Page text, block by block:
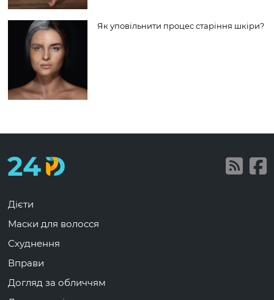
Як уповільнити процес старіння шкіри?
Дієти
Маски для волосся
Схуднення
Вправи
Догляд за обличчям